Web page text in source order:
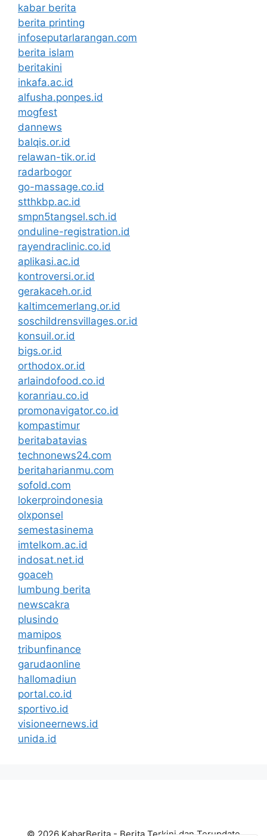
kabar berita
berita printing
infoseputarlarangan.com
berita islam
beritakini
inkafa.ac.id
alfusha.ponpes.id
mogfest
dannews
balqis.or.id
relawan-tik.or.id
radarbogor
go-massage.co.id
stthkbp.ac.id
smpn5tangsel.sch.id
onduline-registration.id
rayendraclinic.co.id
aplikasi.ac.id
kontroversi.or.id
gerakaceh.or.id
kaltimcemerlang.or.id
soschildrensvillages.or.id
konsuil.or.id
bigs.or.id
orthodox.or.id
arlaindofood.co.id
koranriau.co.id
promonavigator.co.id
kompastimur
beritabatavias
technonews24.com
beritaharianmu.com
sofold.com
lokerproindonesia
olxponsel
semestasinema
imtelkom.ac.id
indosat.net.id
goaceh
lumbung berita
newscakra
plusindo
mamipos
tribunfinance
garudaonline
hallomadiun
portal.co.id
sportivo.id
visioneernews.id
unida.id
© 2026 KabarBerita - Berita Terkini dan Terupdate